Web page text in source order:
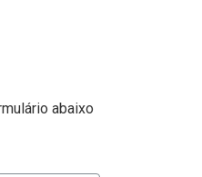
abaixo